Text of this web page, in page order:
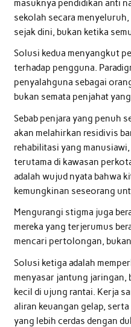
masuknya pendidikan anti
sekolah secara
sejak dini, bukan ketika
Solusi kedua menyangkut
terhadap pengguna.
penyalahguna sebagai
bukan semata penjahat
Sebab penjara yang penuh
akan melahirkan residivis
rehabilitasi yang
terutama di kawasan
adalah wujud nyata bahwa
kemungkinan seseorang
Mengurangi stigma juga
mereka yang terjerumus
mencari pertolongan,
Solusi ketiga adalah
menyasar jantung jaringan,
kecil di ujung rantai. Kerja
aliran keuangan gelap,
yang lebih cerdas dengan